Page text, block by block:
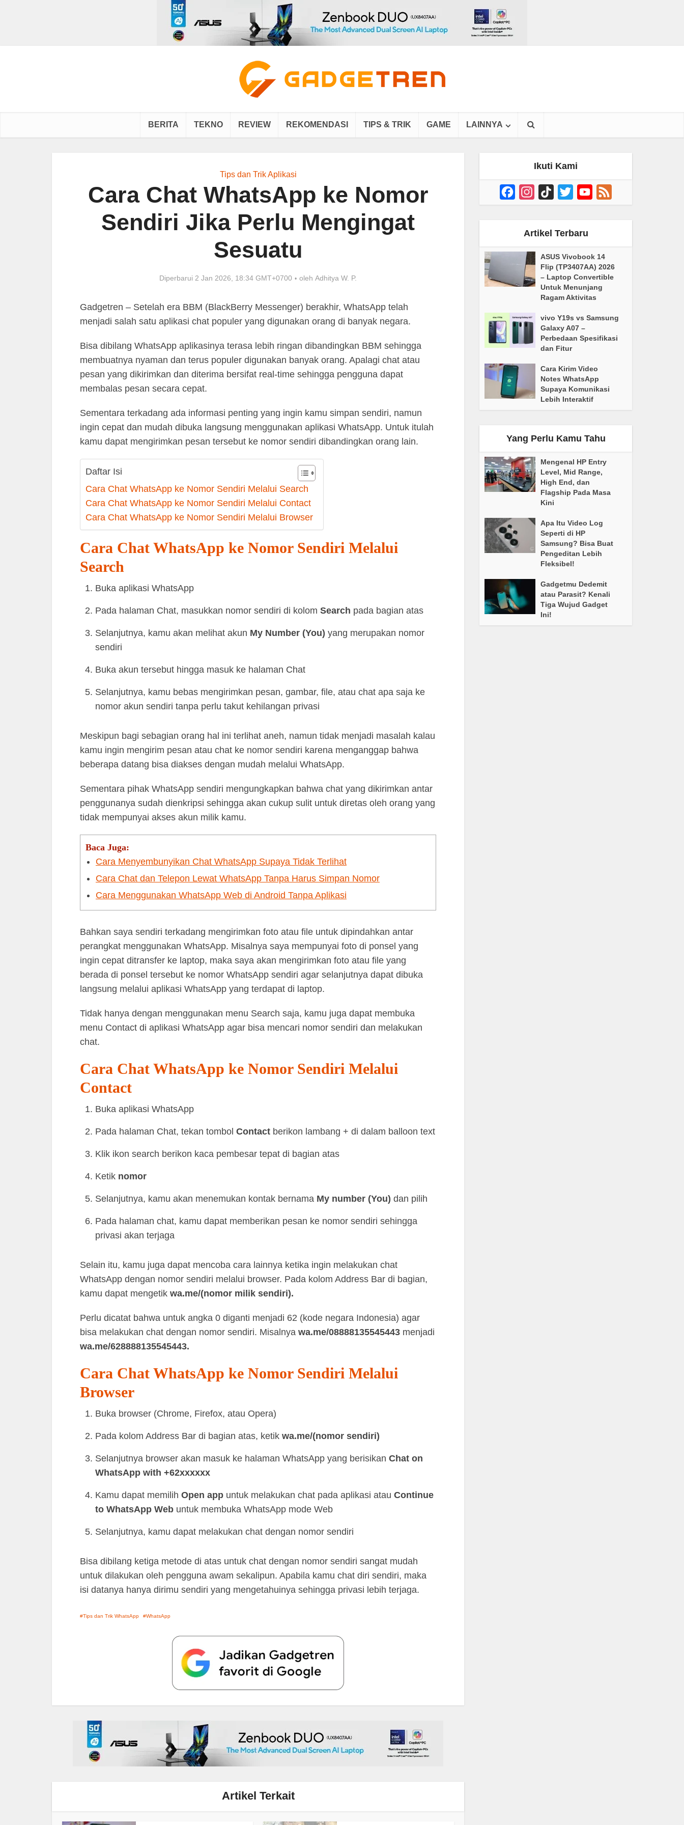
BERITA TEKNO REVIEW REKOMENDASI TIPS & TRIK GAME LAINNYA
Tips dan Trik Aplikasi
Cara Chat WhatsApp ke Nomor
Sendiri Jika Perlu Mengingat
Sesuatu
Diperbarui 2 Jan 2026, 18:34 GMT+0700 oleh Adhitya W. P.
Gadgetren – Setelah era BBM (BlackBerry Messenger) berakhir, WhatsApp telah
menjadi salah satu aplikasi chat populer yang digunakan orang di banyak negara.
Bisa dibilang WhatsApp aplikasinya terasa lebih ringan dibandingkan BBM sehingga
membuatnya nyaman dan terus populer digunakan banyak orang. Apalagi chat atau
pesan yang dikirimkan dan diterima bersifat real-time sehingga pengguna dapat
membalas pesan secara cepat.
Sementara terkadang ada informasi penting yang ingin kamu simpan sendiri, namun
ingin cepat dan mudah dibuka langsung menggunakan aplikasi WhatsApp. Untuk itulah
kamu dapat mengirimkan pesan tersebut ke nomor sendiri dibandingkan orang lain.
Daftar Isi
Cara Chat WhatsApp ke Nomor Sendiri Melalui Search
Cara Chat WhatsApp ke Nomor Sendiri Melalui Contact
Cara Chat WhatsApp ke Nomor Sendiri Melalui Browser
Cara Chat WhatsApp ke Nomor Sendiri Melalui
Search
Buka aplikasi WhatsApp
Pada halaman Chat, masukkan nomor sendiri di kolom Search pada bagian atas
Selanjutnya, kamu akan melihat akun My Number (You) yang merupakan nomor
sendiri
Buka akun tersebut hingga masuk ke halaman Chat
Selanjutnya, kamu bebas mengirimkan pesan, gambar, file, atau chat apa saja ke
nomor akun sendiri tanpa perlu takut kehilangan privasi
Meskipun bagi sebagian orang hal ini terlihat aneh, namun tidak menjadi masalah kalau
kamu ingin mengirim pesan atau chat ke nomor sendiri karena menganggap bahwa
beberapa datang bisa diakses dengan mudah melalui WhatsApp.
Sementara pihak WhatsApp sendiri mengungkapkan bahwa chat yang dikirimkan antar
penggunanya sudah dienkripsi sehingga akan cukup sulit untuk diretas oleh orang yang
tidak mempunyai akses akun milik kamu.
Baca Juga:
Cara Menyembunyikan Chat WhatsApp Supaya Tidak Terlihat
Cara Chat dan Telepon Lewat WhatsApp Tanpa Harus Simpan Nomor
Cara Menggunakan WhatsApp Web di Android Tanpa Aplikasi
Bahkan saya sendiri terkadang mengirimkan foto atau file untuk dipindahkan antar
perangkat menggunakan WhatsApp. Misalnya saya mempunyai foto di ponsel yang
ingin cepat ditransfer ke laptop, maka saya akan mengirimkan foto atau file yang
berada di ponsel tersebut ke nomor WhatsApp sendiri agar selanjutnya dapat dibuka
langsung melalui aplikasi WhatsApp yang terdapat di laptop.
Tidak hanya dengan menggunakan menu Search saja, kamu juga dapat membuka
menu Contact di aplikasi WhatsApp agar bisa mencari nomor sendiri dan melakukan
chat.
Cara Chat WhatsApp ke Nomor Sendiri Melalui
Contact
Buka aplikasi WhatsApp
Pada halaman Chat, tekan tombol Contact berikon lambang + di dalam balloon text
Klik ikon search berikon kaca pembesar tepat di bagian atas
Ketik nomor
Selanjutnya, kamu akan menemukan kontak bernama My number (You) dan pilih
Pada halaman chat, kamu dapat memberikan pesan ke nomor sendiri sehingga
privasi akan terjaga
Selain itu, kamu juga dapat mencoba cara lainnya ketika ingin melakukan chat
WhatsApp dengan nomor sendiri melalui browser. Pada kolom Address Bar di bagian,
kamu dapat mengetik wa.me/(nomor milik sendiri).
Perlu dicatat bahwa untuk angka 0 diganti menjadi 62 (kode negara Indonesia) agar
bisa melakukan chat dengan nomor sendiri. Misalnya wa.me/08888135545443 menjadi
wa.me/628888135545443.
Cara Chat WhatsApp ke Nomor Sendiri Melalui
Browser
Buka browser (Chrome, Firefox, atau Opera)
Pada kolom Address Bar di bagian atas, ketik wa.me/(nomor sendiri)
Selanjutnya browser akan masuk ke halaman WhatsApp yang berisikan Chat on
WhatsApp with +62xxxxxx
Kamu dapat memilih Open app untuk melakukan chat pada aplikasi atau Continue
to WhatsApp Web untuk membuka WhatsApp mode Web
Selanjutnya, kamu dapat melakukan chat dengan nomor sendiri
Bisa dibilang ketiga metode di atas untuk chat dengan nomor sendiri sangat mudah
untuk dilakukan oleh pengguna awam sekalipun. Apabila kamu chat diri sendiri, maka
isi datanya hanya dirimu sendiri yang mengetahuinya sehingga privasi lebih terjaga.
Tips dan Trik WhatsApp WhatsApp
Artikel Terkait
Ikuti Kami
FacebookInstagram
TikTok Twitter YouTube
Channel
Artikel Terbaru
ASUS Vivobook 14
Flip (TP3407AA) 2026
– Laptop Convertible
Untuk Menunjang
Ragam Aktivitas
vivo Y19s vs Samsung
Galaxy A07 –
Perbedaan Spesifikasi
dan Fitur
Cara Kirim Video
Notes WhatsApp
Supaya Komunikasi
Lebih Interaktif
Yang Perlu Kamu Tahu
Mengenal HP Entry
Level, Mid Range,
High End, dan
Flagship Pada Masa
Kini
Apa Itu Video Log
Seperti di HP
Samsung? Bisa Buat
Pengeditan Lebih
Fleksibel!
Gadgetmu Dedemit
atau Parasit? Kenali
Tiga Wujud Gadget
Ini!